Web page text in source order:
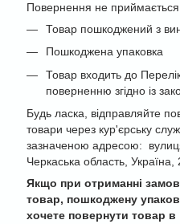
Повернення не
Товар пошкоджений з
Пошкоджена упаковка
Товар входить до
поверненню згідно із
Будь ласка, відправляйте
товари через кур'єрську
зазначеною адресою:
Черкаська область, Україна,
Якщо при отриманні
товар, пошкоджену
хочете повернути товар